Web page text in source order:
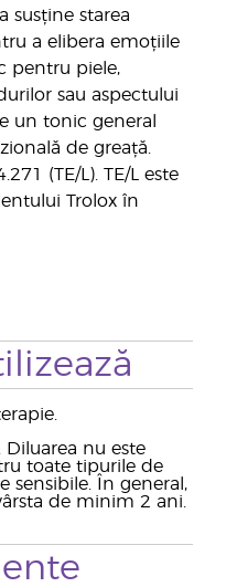
susține starea
a elibera emoțiile
pentru piele,
sau aspectului
un tonic general
de greață.
(TE/L). TE/L este
Trolox în
Diluarea nu este
toate tipurile de
sensibile. În general,
de minim 2 ani.